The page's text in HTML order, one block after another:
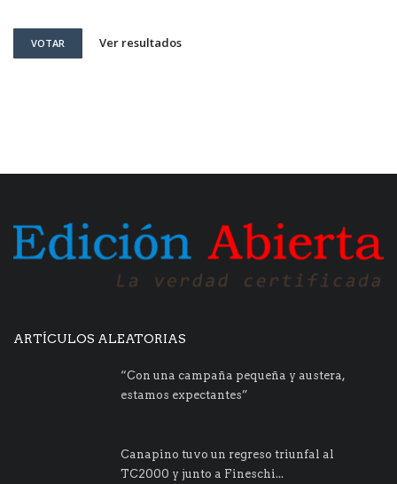
VOTAR Ver resultados
ARTÍCULOS ALEATORIAS
“Con una campaña pequeña y austera,
estamos expectantes”
Canapino tuvo un regreso triunfal al
TC2000 y junto a Fineschi...